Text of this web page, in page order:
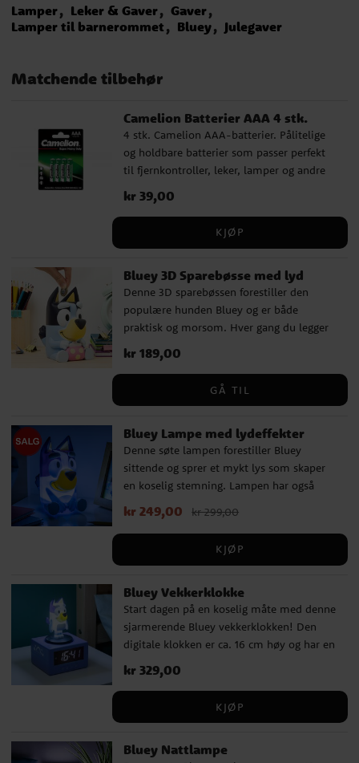
Lamper Leker & Gaver
Gaver
Lamper til barnerommet
Bluey Julegaver
Matchende tilbehør
Camelion Batterier AAA 4 stk.
4 stk. Camelion AAA-batterier. Pålitelige
og holdbare batterier som passer perfekt
til fjernkontroller, leker, lamper og andre
hverdagsprodukter.
Pris:kr 39,00
kr 39,00
KJØP
Bluey 3D Sparebøsse med lyd
Denne 3D sparebøssen forestiller den
populære hunden Bluey og er både
praktisk og morsom. Hver gang du legger
på en mynt, spiller sparebøssen av en av
fem ulike morsomme lyder, noe som gjør
det ekstra gøy for barn å begynne å spare
penger. ✔️ Spiller morsomme lyder når
Bruker 2 stk AAA batterier (følger ikke
med) ✔️ Offisielt lisensiert produkt
Pris:kr 189,00
kr 189,00
GÅ TIL
Bluey Lampe med lydeffekter
Denne søte lampen forestiller Bluey
sittende og sprer et mykt lys som skaper
en koselig stemning. Lampen har også
innebygde lydeffekter fra serien som
aktiveres med et trykk, en morsom detalj
for små fans. ✔️ Lampe med Bluey og
lydeffekter ✔️ Høyde: ca. 18 cm ✔️ Bruker 3
Offisielt lisensiert produkt
Nåværende pris:kr 249,00
kr 249,00 kr 299,00
KJØP
Bluey Vekkerklokke
Start dagen på en koselig måte med denne
sjarmerende Bluey vekkerklokken! Den
digitale klokken er ca. 16 cm høy og har en
opplyst Bluey figur på toppen.
Vekkerklokken har en musikalsk alarm
på Blueys hode for å aktivere snooze
aktiveres også nattlys funksjonen, perfekt
Pris:kr 329,00
kr 329,00
KJØP
Bluey Nattlampe